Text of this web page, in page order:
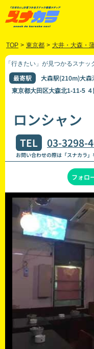
TOP > 東京都 > 大井・大森・
「行きたい」が見つかるスナ
最寄駅 大森駅(210m)大
東京都大田区大森北1-11-5
ロンシャン
TEL 03-3298-
お問い合わせの際は「スナカラ
フォロ